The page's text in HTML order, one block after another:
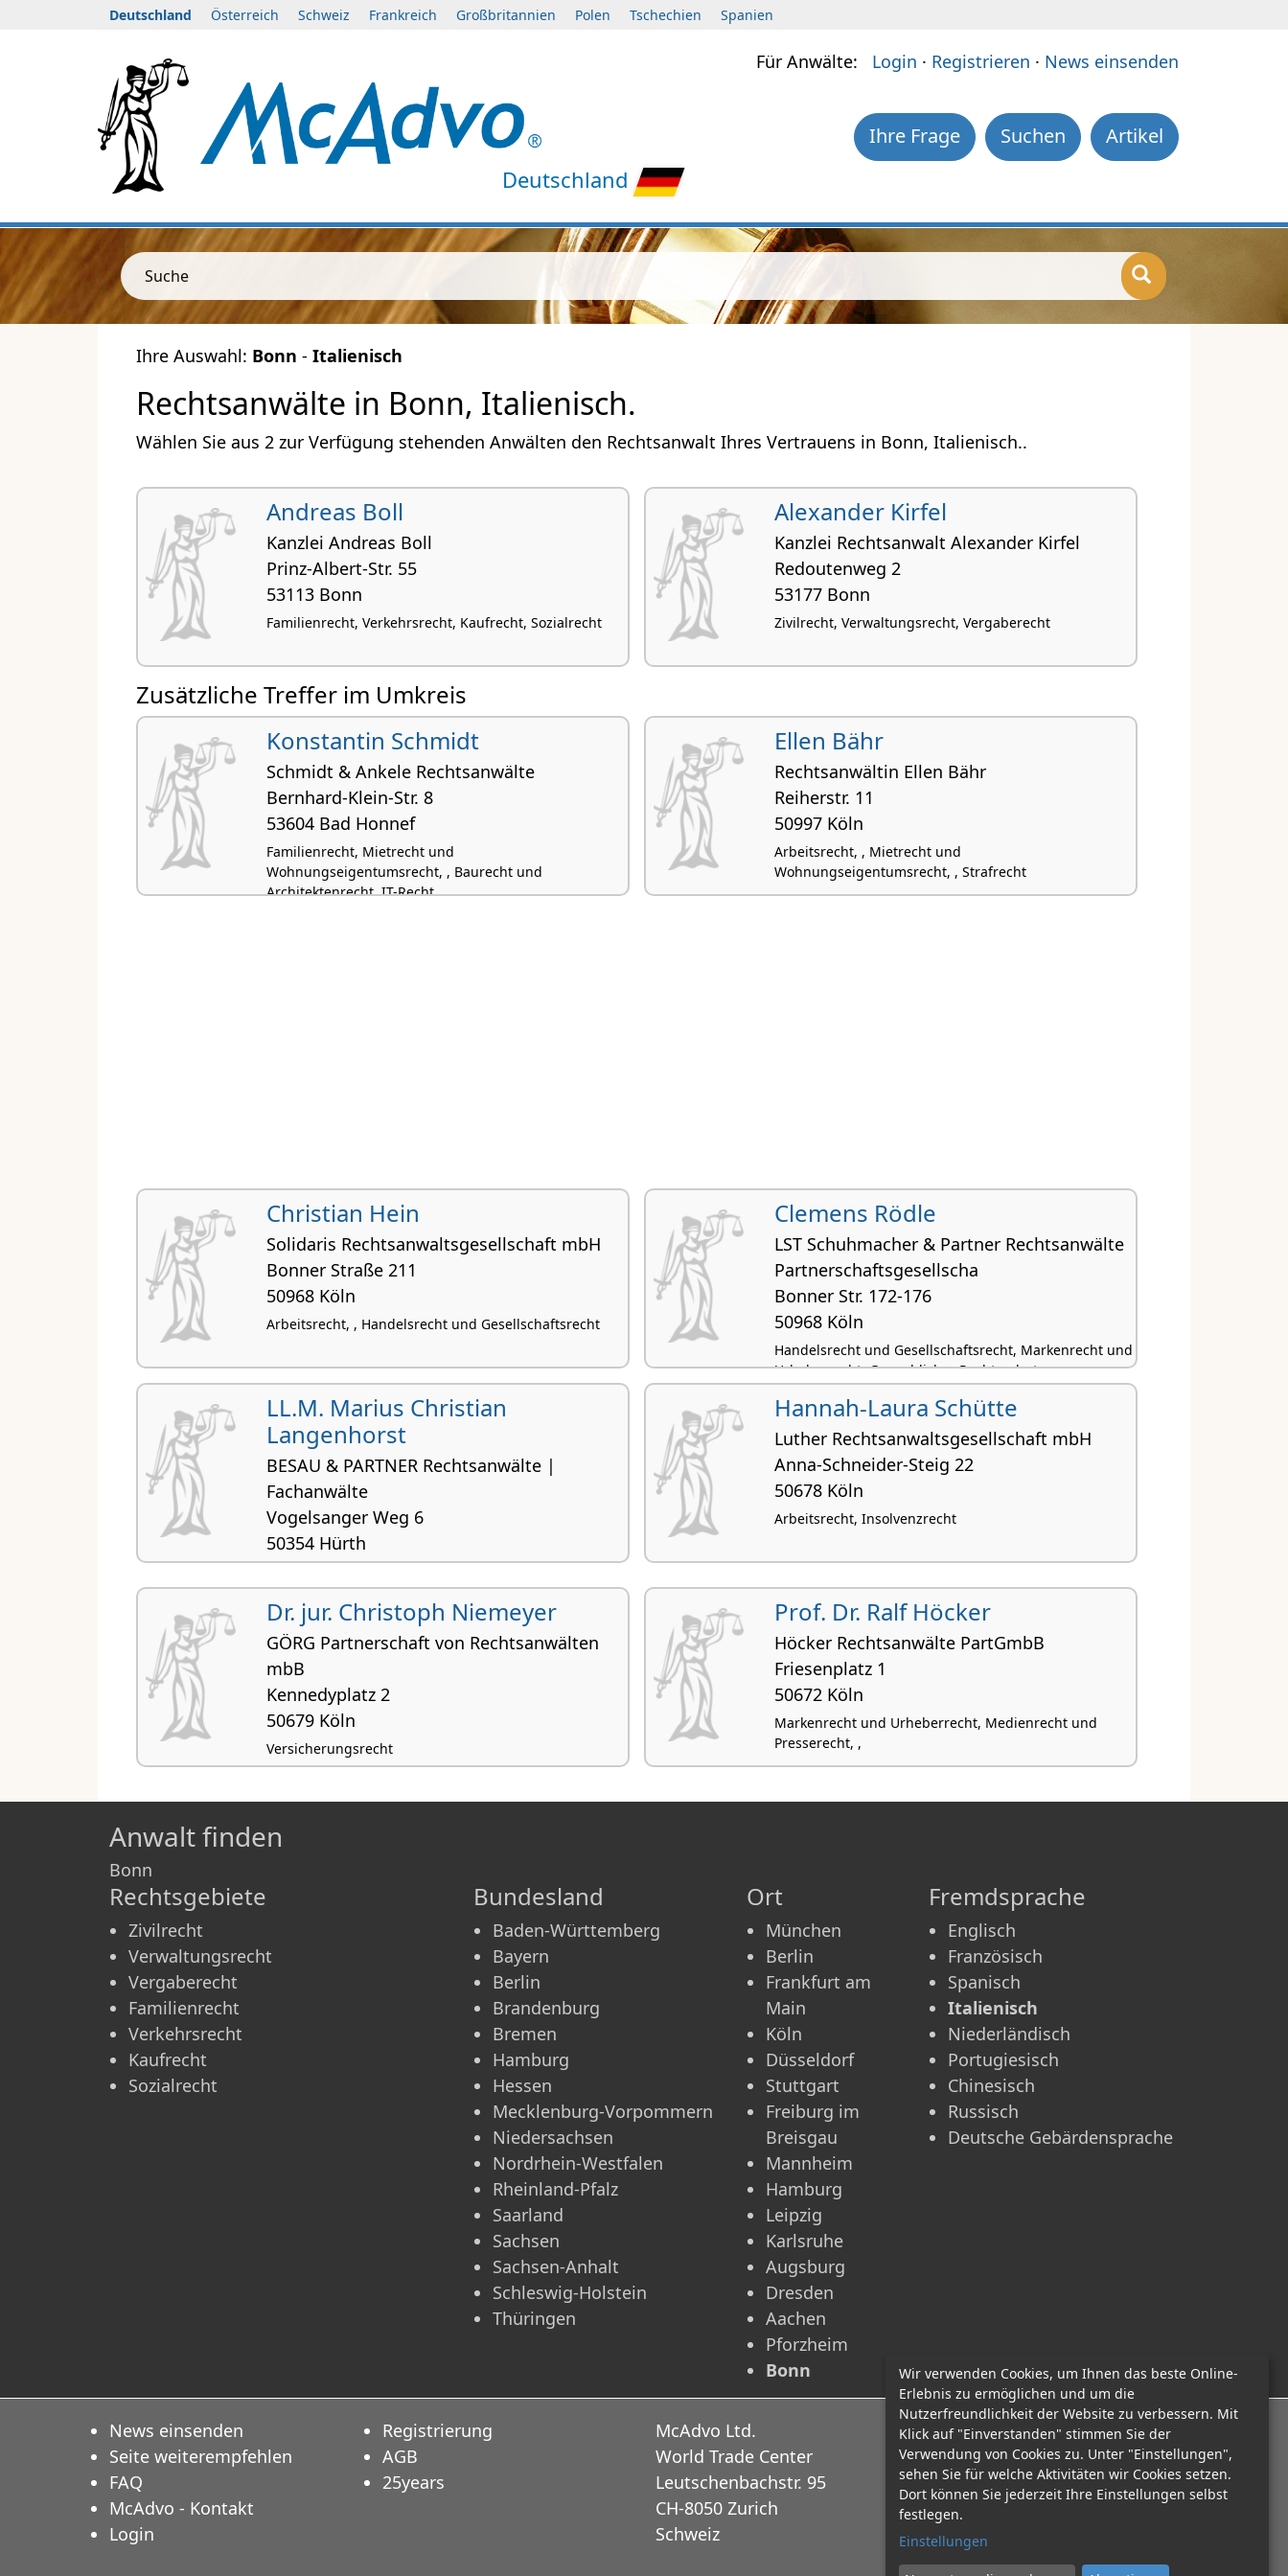
Deutschland Österreich Schweiz Frankreich Großbritannien Polen Tschechien Spanien
Deutschland
Für Anwälte: Login · Registrieren · News einsenden
Artikel
Suchen
Ihre Frage
Suche
Ihre Auswahl: Bonn - Italienisch
Rechtsanwälte in Bonn, Italienisch.
Wählen Sie aus 2 zur Verfügung stehenden Anwälten den Rechtsanwalt Ihres Vertrauens in Bonn, Italienisch..
Andreas Boll
Kanzlei Andreas Boll
Prinz-Albert-Str. 55
53113 Bonn
Familienrecht, Verkehrsrecht, Kaufrecht, Sozialrecht
Alexander Kirfel
Kanzlei Rechtsanwalt Alexander Kirfel
Redoutenweg 2
53177 Bonn
Zivilrecht, Verwaltungsrecht, Vergaberecht
Zusätzliche Treffer im Umkreis
Konstantin Schmidt
Schmidt & Ankele Rechtsanwälte
Bernhard-Klein-Str. 8
53604 Bad Honnef
Familienrecht, Mietrecht und
Wohnungseigentumsrecht, , Baurecht und
Architektenrecht, IT-Recht
Ellen Bähr
Rechtsanwältin Ellen Bähr
Reiherstr. 11
50997 Köln
Arbeitsrecht, , Mietrecht und
Wohnungseigentumsrecht, , Strafrecht
Christian Hein
Solidaris Rechtsanwaltsgesellschaft mbH
Bonner Straße 211
50968 Köln
Arbeitsrecht, , Handelsrecht und Gesellschaftsrecht
Clemens Rödle
LST Schuhmacher & Partner Rechtsanwälte
Partnerschaftsgesellscha
Bonner Str. 172-176
50968 Köln
Handelsrecht und Gesellschaftsrecht, Markenrecht und
Urheberrecht, Gewerblicher Rechtsschutz
LL.M. Marius Christian
Langenhorst
BESAU & PARTNER Rechtsanwälte |
Fachanwälte
Vogelsanger Weg 6
50354 Hürth
Hannah-Laura Schütte
Luther Rechtsanwaltsgesellschaft mbH
Anna-Schneider-Steig 22
50678 Köln
Arbeitsrecht, Insolvenzrecht
Dr. jur. Christoph Niemeyer
GÖRG Partnerschaft von Rechtsanwälten
mbB
Kennedyplatz 2
50679 Köln
Versicherungsrecht
Prof. Dr. Ralf Höcker
Höcker Rechtsanwälte PartGmbB
Friesenplatz 1
50672 Köln
Markenrecht und Urheberrecht, Medienrecht und
Presserecht, ,
Anwalt finden
Bonn
Rechtsgebiete
Zivilrecht
Verwaltungsrecht
Vergaberecht
Familienrecht
Verkehrsrecht
Kaufrecht
Sozialrecht
Bundesland
Baden-Württemberg
Bayern
Berlin
Brandenburg
Bremen
Hamburg
Hessen
Mecklenburg-Vorpommern
Niedersachsen
Nordrhein-Westfalen
Rheinland-Pfalz
Saarland
Sachsen
Sachsen-Anhalt
Schleswig-Holstein
Thüringen
Ort
München
Berlin
Frankfurt am
Main
Köln
Düsseldorf
Stuttgart
Freiburg im
Breisgau
Mannheim
Hamburg
Leipzig
Karlsruhe
Augsburg
Dresden
Aachen
Pforzheim
Bonn
Fremdsprache
Englisch
Französisch
Spanisch
Italienisch
Niederländisch
Portugiesisch
Chinesisch
Russisch
Deutsche Gebärdensprache
News einsenden
Seite weiterempfehlen
FAQ
McAdvo - Kontakt
Login
Registrierung
AGB
25years
McAdvo Ltd.
World Trade Center
Leutschenbachstr. 95
CH-8050 Zurich
Schweiz
E-Mail: office@mcadvo.com
Wir verwenden Cookies, um Ihnen das beste Online-
Erlebnis zu ermöglichen und um die
Nutzerfreundlichkeit der Website zu verbessern. Mit
Klick auf "Einverstanden" stimmen Sie der
Verwendung von Cookies zu. Unter "Einstellungen",
sehen Sie für welche Aktivitäten wir Cookies setzen.
Dort können Sie jederzeit Ihre Einstellungen selbst
festlegen.
Einstellungen